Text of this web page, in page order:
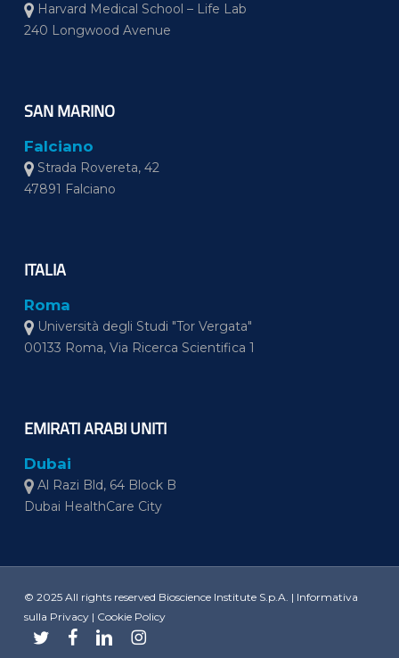
Harvard Medical School – Life Lab
240 Longwood Avenue
SAN MARINO
Falciano
Strada Rovereta, 42
47891 Falciano
ITALIA
Roma
Università degli Studi "Tor Vergata"
00133 Roma, Via Ricerca Scientifica 1
EMIRATI ARABI UNITI
Dubai
Al Razi Bld, 64 Block B
Dubai HealthCare City
© 2025 All rights reserved Bioscience Institute S.p.A. | Informativa
sulla Privacy| Cookie Policy
twitter facebooklinkedininstagram